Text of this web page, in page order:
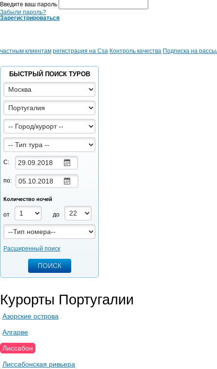
Введите ваш пароль
Забыли пароль?
Зарегистрироваться
частным клиентам регистрация на Csa Контроль качества Подписка на
БЫСТРЫЙ ПОИСК ТУРОВ
С:
по:
Количество ночей
от до
Расширенный поиск
Курорты Португалии
Азорские острова
Алгарве
Лиссабон
Лиссабонская ривьера